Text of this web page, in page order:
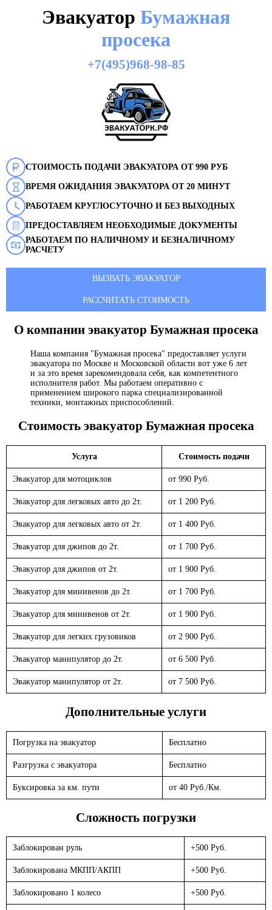
Эвакуатор Бумажная
просека
+7(495)968-98-85
СТОИМОСТЬ ПОДАЧИ ЭВАКУАТОРА ОТ 990 РУБ
ВРЕМЯ ОЖИДАНИЯ ЭВАКУАТОРА ОТ 20 МИНУТ
РАБОТАЕМ КРУГЛОСУТОЧНО И БЕЗ ВЫХОДНЫХ
ПРЕДОСТАВЛЯЕМ НЕОБХОДИМЫЕ ДОКУМЕНТЫ
РАБОТАЕМ ПО НАЛИЧНОМУ И БЕЗНАЛИЧНОМУ
РАСЧЕТУ
ВЫЗВАТЬ ЭВАКУАТОР
РАССЧИТАТЬ СТОИМОСТЬ
О компании эвакуатор Бумажная просека
Наша компания "Бумажная просека" предоставляет услуги
эвакуатора по Москве и Московской области вот уже 6 лет
и за это время зарекомендовала себя, как компетентного
исполнителя работ. Мы работаем оперативно с
применением широкого парка специализированной
техники, монтажных приспособлений.
Стоимость эвакуатор Бумажная просека
Услуга Стоимость подачи
Эвакуатор для мотоциклов от 990 Руб.
Эвакуатор для легковых авто до 2т. от 1 200 Руб.
Эвакуатор для легковых авто от 2т. от 1 400 Руб.
Эвакуатор для джипов до 2т. от 1 700 Руб.
Эвакуатор для джипов от 2т. от 1 900 Руб.
Эвакуатор для минивенов до 2т. от 1 700 Руб.
Эвакуатор для минивенов от 2т. от 1 900 Руб.
Эвакуатор для легких грузовиков от 2 900 Руб.
Эвакуатор манипулятор до 2т. от 6 500 Руб.
Эвакуатор манипулятор от 2т. от 7 500 Руб.
Дополнительные услуги
Погрузка на эвакуатор Бесплатно
Разгрузка с эвакуатора Бесплатно
Буксировка за км. пути от 40 Руб./Км.
Сложность погрузки
Заблокирован руль +500 Руб.
Заблокирована МКПП/АКПП +500 Руб.
Заблокировано 1 колесо +500 Руб.